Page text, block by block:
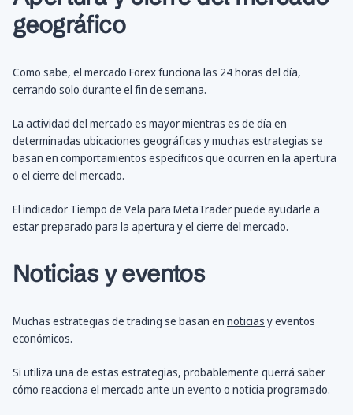
geográfico
Como sabe, el mercado Forex funciona las 24 horas del día,
cerrando solo durante el fin de semana.
La actividad del mercado es mayor mientras es de día en
determinadas ubicaciones geográficas y muchas estrategias se
basan en comportamientos específicos que ocurren en la apertura
o el cierre del mercado.
El indicador Tiempo de Vela para MetaTrader puede ayudarle a
estar preparado para la apertura y el cierre del mercado.
Noticias y eventos
Muchas estrategias de trading se basan en noticias y eventos
económicos.
Si utiliza una de estas estrategias, probablemente querrá saber
cómo reacciona el mercado ante un evento o noticia programado.